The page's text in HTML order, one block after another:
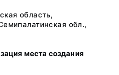
область,
обл.,
места создания